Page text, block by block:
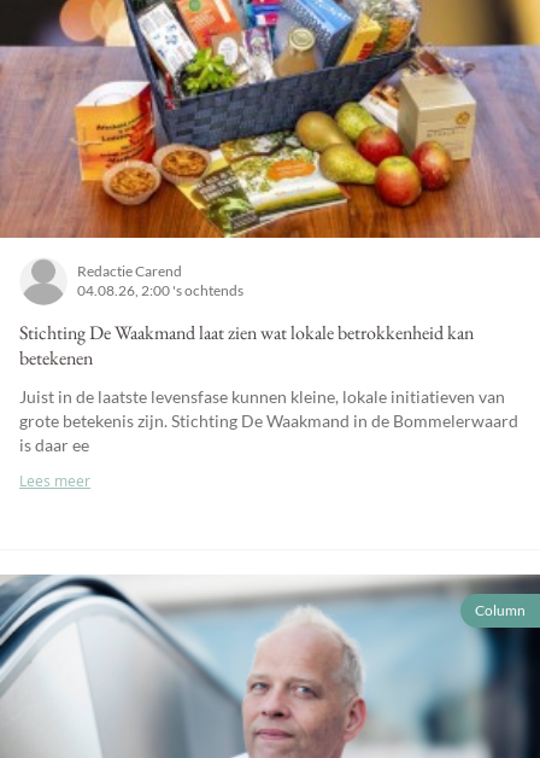
Redactie Carend
04.08.26, 2:00 's ochtends
Stichting De Waakmand laat zien wat lokale betrokkenheid kan
betekenen
Juist in de laatste levensfase kunnen kleine, lokale initiatieven van
grote betekenis zijn. Stichting De Waakmand in de Bommelerwaard
is daar ee
Lees meer
Column